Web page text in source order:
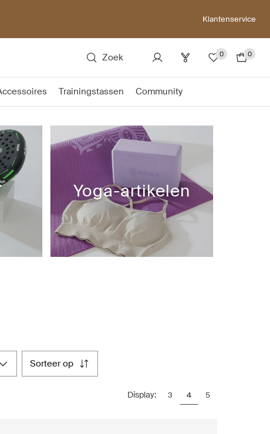
Klantenservice
Zoek 0 0
Trainingstassen Community
Yoga-artikelen
sorteer op
Display: 3 4 5